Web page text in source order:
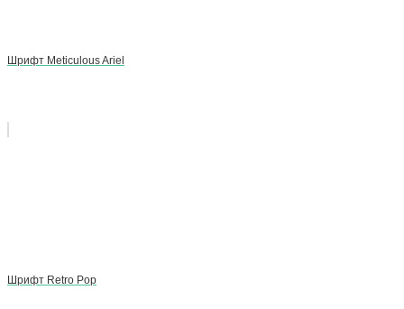
Шрифт Meticulous Ariel
Шрифт Retro Pop